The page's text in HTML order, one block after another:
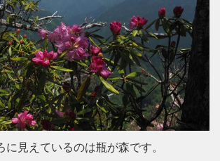
に見えているのは瓶が森です。